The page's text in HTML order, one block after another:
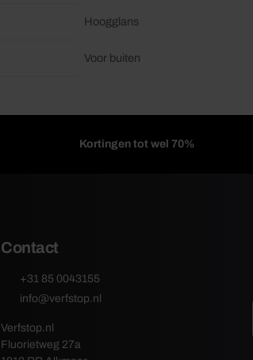
Hoogglans
Voor buiten
Kortingen tot wel 70%
Contact
+31 85 0043155
info@verfstop.nl
Verfstop.nl
Fluorietweg 27a